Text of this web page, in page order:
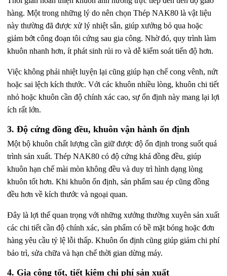
hàng. Một trong những lý do nên chọn Thép NAK80 là vật liệu
này thường đã được xử lý nhiệt sẵn, giúp xưởng bỏ qua hoặc
giảm bớt công đoạn tôi cứng sau gia công. Nhờ đó, quy trình làm
khuôn nhanh hơn, ít phát sinh rủi ro và dễ kiểm soát tiến độ hơn.
Việc không phải nhiệt luyện lại cũng giúp hạn chế cong vênh, nứt
hoặc sai lệch kích thước. Với các khuôn nhiều lòng, khuôn chi tiết
nhỏ hoặc khuôn cần độ chính xác cao, sự ổn định này mang lại lợi
ích rất lớn.
3. Độ cứng đồng đều, khuôn vận hành ổn định
Một bộ khuôn chất lượng cần giữ được độ ổn định trong suốt quá
trình sản xuất. Thép NAK80 có độ cứng khá đồng đều, giúp
khuôn hạn chế mài mòn không đều và duy trì hình dạng lòng
khuôn tốt hơn. Khi khuôn ổn định, sản phẩm sau ép cũng đồng
đều hơn về kích thước và ngoại quan.
Đây là lợi thế quan trọng với những xưởng thường xuyên sản xuất
các chi tiết cần độ chính xác, sản phẩm có bề mặt bóng hoặc đơn
hàng yêu cầu tỷ lệ lỗi thấp. Khuôn ổn định cũng giúp giảm chi phí
bảo trì, sửa chữa và hạn chế thời gian dừng máy.
4. Gia công tốt, tiết kiệm chi phí sản xuất